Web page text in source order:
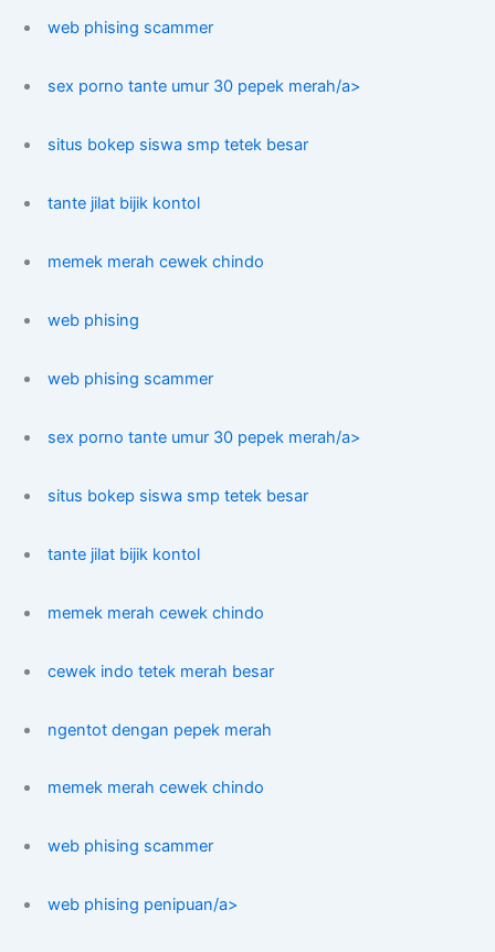
web phising scammer
sex porno tante umur 30 pepek merah/a>
situs bokep siswa smp tetek besar
tante jilat bijik kontol
memek merah cewek chindo
web phising
web phising scammer
sex porno tante umur 30 pepek merah/a>
situs bokep siswa smp tetek besar
tante jilat bijik kontol
memek merah cewek chindo
cewek indo tetek merah besar
ngentot dengan pepek merah
memek merah cewek chindo
web phising scammer
web phising penipuan/a>